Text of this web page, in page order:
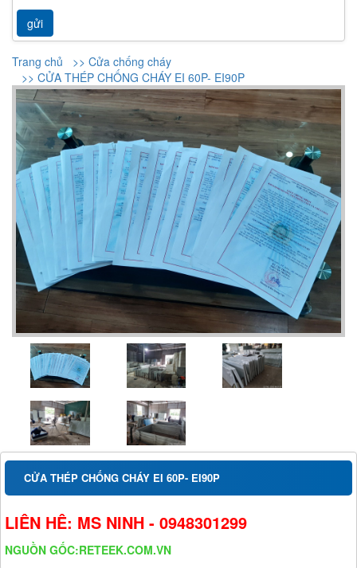
Trang chủ >> Cửa chống cháy
>> CỬA THÉP CHỐNG CHÁY EI 60P- EI90P
CỬA THÉP CHỐNG CHÁY EI 60P- EI90P
LIÊN HÊ: MS NINH - 0948301299
NGUỒN GỐC:RETEEK.COM.VN